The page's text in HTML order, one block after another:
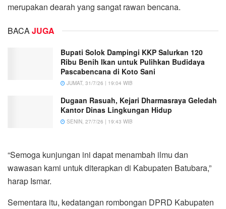
merupakan dearah yang sangat rawan bencana.
BACAJUGA
Bupati Solok Dampingi KKP Salurkan 120
Ribu Benih Ikan untuk Pulihkan Budidaya
Pascabencana di Koto Sani
JUMAT, 31/7/26 | 19:04 WIB
Dugaan Rasuah, Kejari Dharmasraya Geledah
Kantor Dinas Lingkungan Hidup
SENIN, 27/7/26 | 19:43 WIB
“Semoga kunjungan ini dapat menambah ilmu dan
wawasan kami untuk diterapkan di Kabupaten Batubara,”
harap Ismar.
Sementara itu, kedatangan rombongan DPRD Kabupaten